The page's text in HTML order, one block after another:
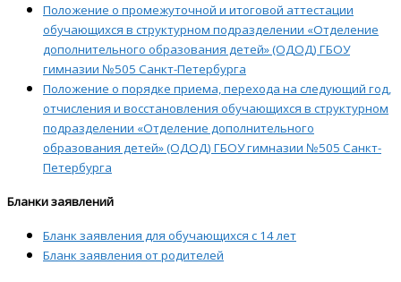
Положение о промежуточной и итоговой аттестации
обучающихся в структурном подразделении «Отделение
дополнительного образования детей» (ОДОД) ГБОУ
гимназии №505 Санкт-Петербурга
Положение о порядке приема, перехода на следующий год,
отчисления и восстановления обучающихся в структурном
подразделении «Отделение дополнительного
образования детей» (ОДОД) ГБОУ гимназии №505 Санкт-
Петербурга
Бланки заявлений
Бланк заявления для обучающихся с 14 лет
Бланк заявления от родителей